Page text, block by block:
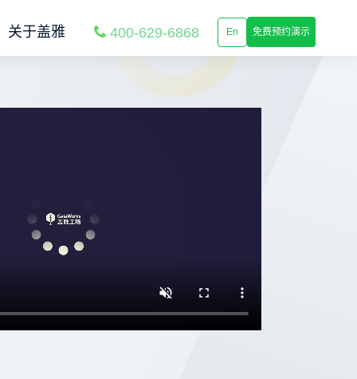
关于盖雅 400-629-6868 En 免费预约演示